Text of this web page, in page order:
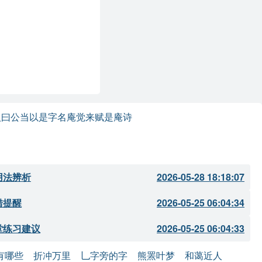
他对技艺的熟练
种不屈的精神。同
问化工”，则是对
公当以是字名庵觉来赋是庵诗
法辨析
2026-05-28 18:18:07
提醒
2026-05-25 06:04:34
习建议
2026-05-25 06:04:33
哪些 折冲万里 乚字旁的字 熊罴叶梦 和蔼近人